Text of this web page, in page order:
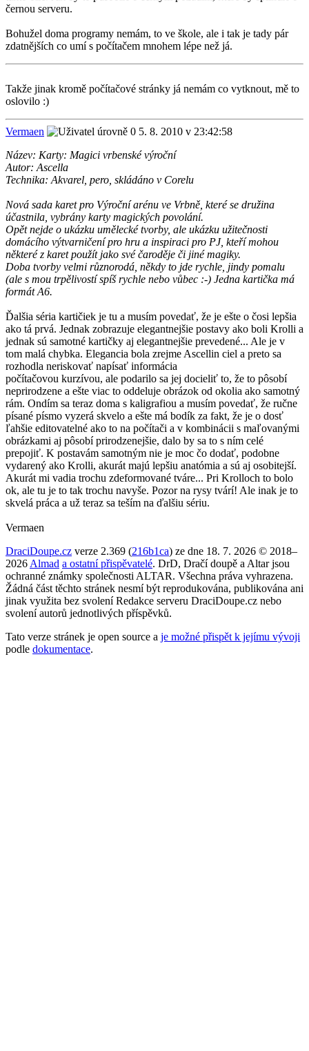
černou serveru.
Bohužel doma programy nemám, to ve škole, ale i tak je tady pár
zdatnějších co umí s počítačem mnohem lépe než já.
Takže jinak kromě počítačové stránky já nemám co vytknout, mě to
oslovilo :)
Vermaen
5. 8. 2010 v 23:42:58
Název: Karty: Magici vrbenské výroční
Autor: Ascella
Technika: Akvarel, pero, skládáno v Corelu
Nová sada karet pro Výroční arénu ve Vrbně, které se družina
účastnila, vybrány karty magických povolání.
Opět nejde o ukázku umělecké tvorby, ale ukázku užitečnosti
domácího výtvarničení pro hru a inspiraci pro PJ, kteří mohou
některé z karet použít jako své čaroděje či jiné magiky.
Doba tvorby velmi různorodá, někdy to jde rychle, jindy pomalu
(ale s mou trpělivostí spíš rychle nebo vůbec :-) Jedna kartička má
formát A6.
Ďalšia séria kartičiek je tu a musím povedať, že je ešte o čosi lepšia
ako tá prvá. Jednak zobrazuje elegantnejšie postavy ako boli Krolli a
jednak sú samotné kartičky aj elegantnejšie prevedené... Ale je v
tom malá chybka. Elegancia bola zrejme Ascellin ciel a preto sa
rozhodla neriskovať napísať informácia
počítačovou kurzívou, ale podarilo sa jej docieliť to, že to pôsobí
neprirodzene a ešte viac to oddeluje obrázok od okolia ako samotný
rám. Ondím sa teraz doma s kaligrafiou a musím povedať, že ručne
písané písmo vyzerá skvelo a ešte má bodík za fakt, že je o dosť
ľahšie editovatelné ako to na počítači a v kombinácii s maľovanými
obrázkami aj pôsobí prirodzenejšie, dalo by sa to s ním celé
prepojiť. K postavám samotným nie je moc čo dodať, podobne
vydarený ako Krolli, akurát majú lepšiu anatómia a sú aj osobitejší.
Akurát mi vadia trochu zdeformované tváre... Pri Krolloch to bolo
ok, ale tu je to tak trochu navyše. Pozor na rysy tvárí! Ale inak je to
skvelá práca a už teraz sa teším na ďalšiu sériu.
Vermaen
DraciDoupe.cz verze 2.369 (216b1ca) ze dne 18. 7. 2026 © 2018–
2026 Almad a ostatní přispěvatelé. DrD, Dračí doupě a Altar jsou
ochranné známky společnosti ALTAR. Všechna práva vyhrazena.
Žádná část těchto stránek nesmí být reprodukována, publikována ani
jinak využita bez svolení Redakce serveru DraciDoupe.cz nebo
svolení autorů jednotlivých příspěvků.
Tato verze stránek je open source a je možné přispět k jejímu vývoji
podle dokumentace.